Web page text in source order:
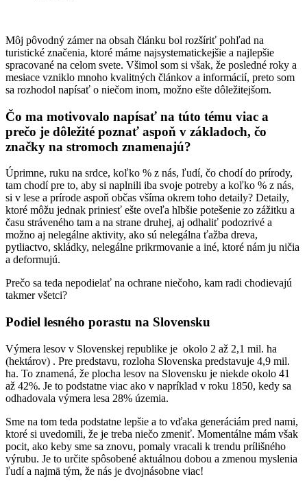
Môj pôvodný zámer na obsah článku bol rozšíriť pohľad na
turistické značenia, ktoré máme najsystematickejšie a najlepšie
spracované na celom svete. Všimol som si však, že posledné roky a
mesiace vzniklo mnoho kvalitných článkov a informácií, preto som
sa rozhodol napísať o niečom inom, možno ešte dôležitejšom.
Čo ma motivovalo napísať na túto tému viac a
prečo je dôležité poznať aspoň v základoch, čo
značky na stromoch znamenajú?
Úprimne, ruku na srdce, koľko % z nás, ľudí, čo chodí do prírody,
tam chodí pre to, aby si naplnili iba svoje potreby a koľko % z nás,
si v lese a prírode aspoň občas všíma okrem toho detaily? Detaily,
ktoré môžu jednak priniesť ešte oveľa hlbšie potešenie zo zážitku a
času stráveného tam a na strane druhej, aj odhaliť podozrivé a
možno aj nelegálne aktivity, ako sú nelegálna ťažba dreva,
pytliactvo, skládky, nelegálne prikrmovanie a iné, ktoré nám ju ničia
a deformujú.
Prečo sa teda nepodielať na ochrane niečoho, kam radi chodievajú
takmer všetci?
Podiel lesného porastu na Slovensku
Výmera lesov v Slovenskej republike je okolo 2 až 2,1 mil. ha
(hektárov) . Pre predstavu, rozloha Slovenska predstavuje 4,9 mil.
ha. To znamená, že plocha lesov na Slovensku je niekde okolo 41
až 42%. Je to podstatne viac ako v napríklad v roku 1850, kedy sa
odhadovala výmera lesa 28% územia.
Sme na tom teda podstatne lepšie a to vďaka generáciám pred nami,
ktoré si uvedomili, že je treba niečo zmeniť. Momentálne mám však
pocit, ako keby sme sa znovu, pomaly vracali k trendu prílišného
výrubu. Je to určite spôsobené aktuálnou dobou a zmenou myslenia
ľudí a najmä tým, že nás je dvojnásobne viac!